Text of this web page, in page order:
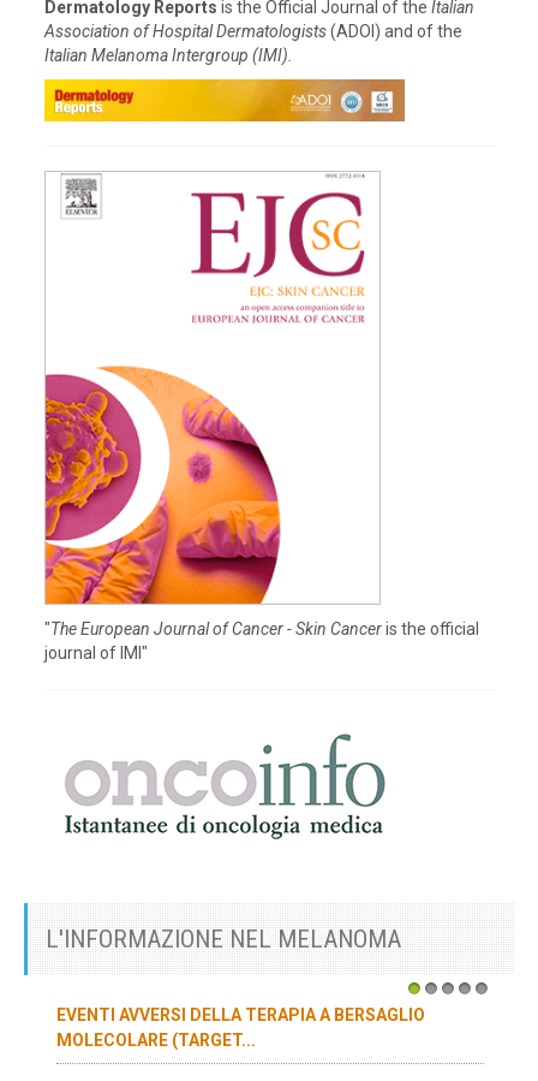
Dermatology Reports is the Official Journal of the Italian
Association of Hospital Dermatologists(ADOI) and of the
Italian Melanoma Intergroup (IMI).
"The European Journal of Cancer - Skin Canceris the official
journal of IMI"
L'INFORMAZIONE NEL MELANOMA
1
EVENTI AVVERSI DELLA TERAPIA A BERSAGLIO
MOLECOLARE (TARGET...